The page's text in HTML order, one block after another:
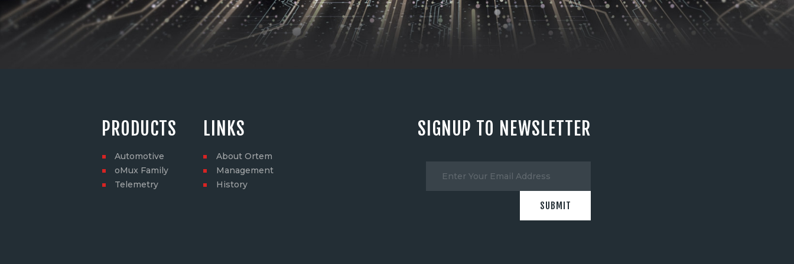
PRODUCTS
Automotive
oMux Family
Telemetry
LINKS
About Ortem
Management
History
SIGNUP TO NEWSLETTER